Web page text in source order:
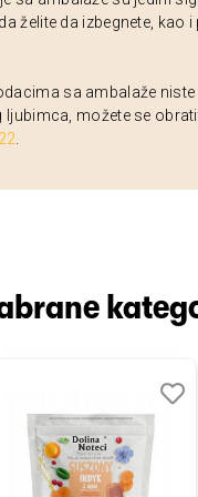
želite da izbegnete, kao
sa ambalaže niste
možete se